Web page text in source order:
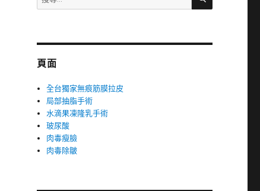
尋
字:
頁面
全台獨家無痕筋膜拉皮
局部抽脂手術
水滴果凍隆乳手術
玻尿酸
肉毒瘦臉
肉毒除皺